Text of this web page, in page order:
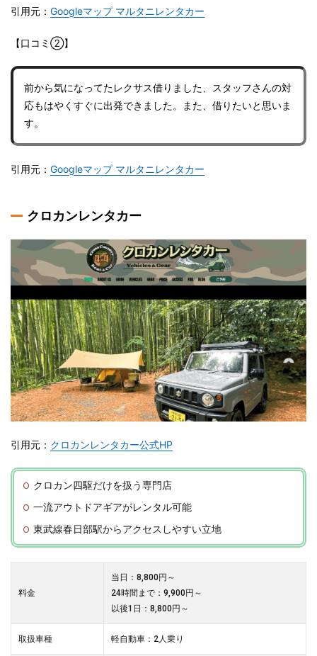
引用元： Googleマップ マルタニレンタカー
【口コミ②】
前から気になってたレクサス借りました、スタッフさんの対
応もはやくすぐに出発できました。また、借りたいと思いま
す。
引用元： Googleマップ マルタニレンタカー
クロカンレンタカー
引用元： クロカンレンタカー公式HP
クロカン四駆だけを扱う専門店
一流アウトドアギアがレンタル可能
東武線春日部駅からアクセスしやすい立地
料金
当日：8,800円～
24時間まで：9,900円～
以後1日：8,800円～
取扱車種 軽自動車：2人乗り